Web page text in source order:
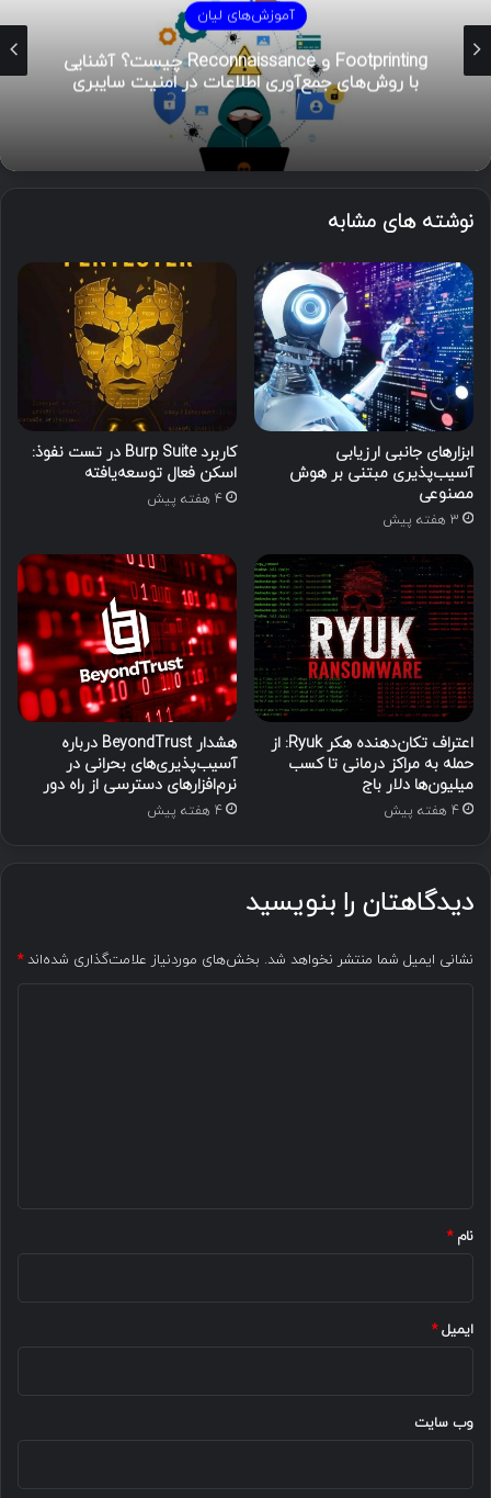
آموزش‌های لیان
Footprinting و Reconnaissance چیست؟ آشنایی
با روش‌های جمع‌آوری اطلاعات در امنیت سایبری
نوشته های مشابه
ابزارهای جانبی ارزیابی
آسیب‌پذیری مبتنی بر هوش
مصنوعی
3 هفته پیش
کاربرد Burp Suite در تست نفوذ:
اسکن فعال توسعه‌یافته
4 هفته پیش
اعتراف تکان‌دهنده هکر Ryuk: از
حمله به مراکز درمانی تا کسب
میلیون‌ها دلار باج
4 هفته پیش
هشدار BeyondTrust درباره
آسیب‌پذیری‌های بحرانی در
نرم‌افزارهای دسترسی از راه دور
4 هفته پیش
دیدگاهتان را بنویسید
نشانی ایمیل شما منتشر نخواهد شد. بخش‌های موردنیاز علامت‌گذاری شده‌اند*
نام*
ایمیل*
وب‌ سایت